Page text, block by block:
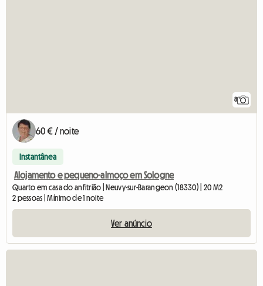
8
60 € / noite
Instantânea
Alojamento e pequeno-almoço em Sologne
Quarto em casa do anfitrião | Neuvy-sur-Barangeon (18330) | 20 M2
2 pessoas | Mínimo de 1 noite
Ver anúncio